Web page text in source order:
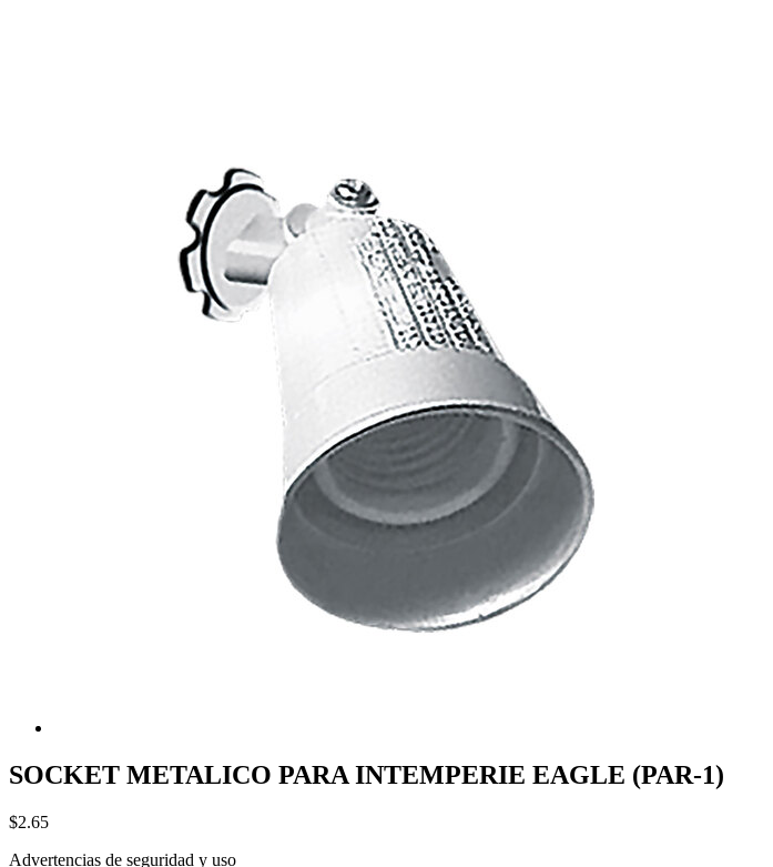
SOCKET METALICO PARA INTEMPERIE EAGLE (PAR-1)
$2.65
Advertencias de seguridad y uso